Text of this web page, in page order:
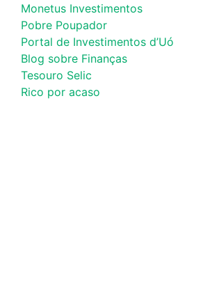
Monetus Investimentos
Pobre Poupador
Portal de Investimentos d’Uó
Blog sobre Finanças
Tesouro Selic
Rico por acaso